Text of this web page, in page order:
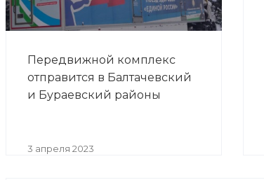
Передвижной комплекс
отправится в Балтачевский
и Бураевский районы
3 апреля 2023